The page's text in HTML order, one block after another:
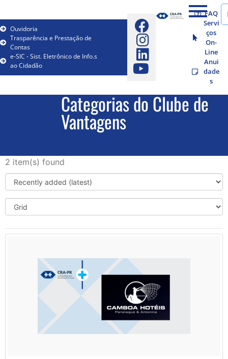
Ouvidoria
Trasparência e Prestação de
Contas
e-SIC - Sist. Eletrônico de Info.s
ao Cidadão
FAQ
Servi
ços
On-
Line
Anui
dade
s
Categorias do Clube de
Vantagens
2 item(s) found